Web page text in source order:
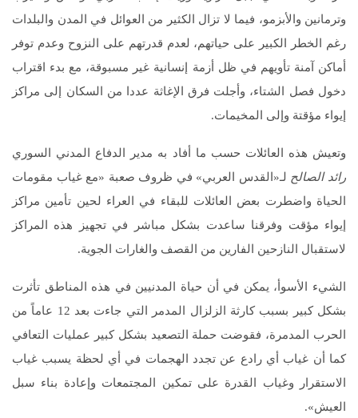
وترمانين والأبزمو، فيما لا تزال الكثير من العوائل في المدن والبلدات
رغم الخطر الكبير على حياتهم، لعدم قدرتهم على النزوح وعدم توفر
أماكن آمنة تأويهم في ظل أزمة إنسانية غير مسبوقة، مع بدء اقتراب
دخول فصل الشتاء، وأجلت فرق الإغاثة عددا من السكان إلى مراكز
إيواء مؤقتة وإلى المخيمات.
وتعيش هذه العائلات حسب ما أفاد به مدير الدفاع المدني السوري
رائد الصالح لـ«القدس العربي» في ظروف صعبة «مع غياب مقومات
الحياة واضطرت بعض العائلات للبقاء في العراء لحين تأمين مراكز
إيواء مؤقت وفرقنا ساعدت بشكل مباشر في تجهيز هذه المراكز
لاستقبال النازحين الفارين من القصف والغارات الجوية.
الشيء الأسوأ، يمكن في أن حياة المدنيين في هذه المناطق تأثرت
بشكل كبير بسبب كارثة الزلزال المدمر التي جاءت بعد 12 عاماً من
الحرب المدمرة، فقوضت حملة التصعيد بشكل كبير عمليات التعافي
كما أن غياب أي رادع عن تجدد الهجمات في أي لحظة يسبب غياب
الاستقرار وغياب القدرة على تمكين المجتمعات وإعادة بناء سبل
العيش».